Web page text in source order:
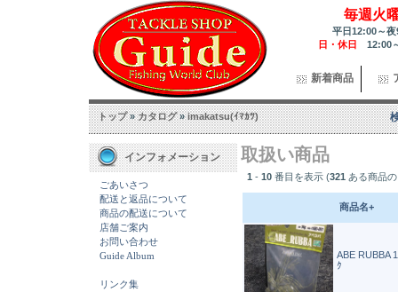
毎週火
平日12:00～
日・休日 12:00
新着商品
トップ»カタログ»imakatsu(ｲﾏｶﾂ)
インフォメーション
ごあいさつ
配送と返品について
商品の配送について
店舗ご案内
お問い合わせ
Guide Album
リンク集
取扱い商品
1 - 10 番目を表示 (321 ある商品
商品名+
ABE RUBBA
ｸ